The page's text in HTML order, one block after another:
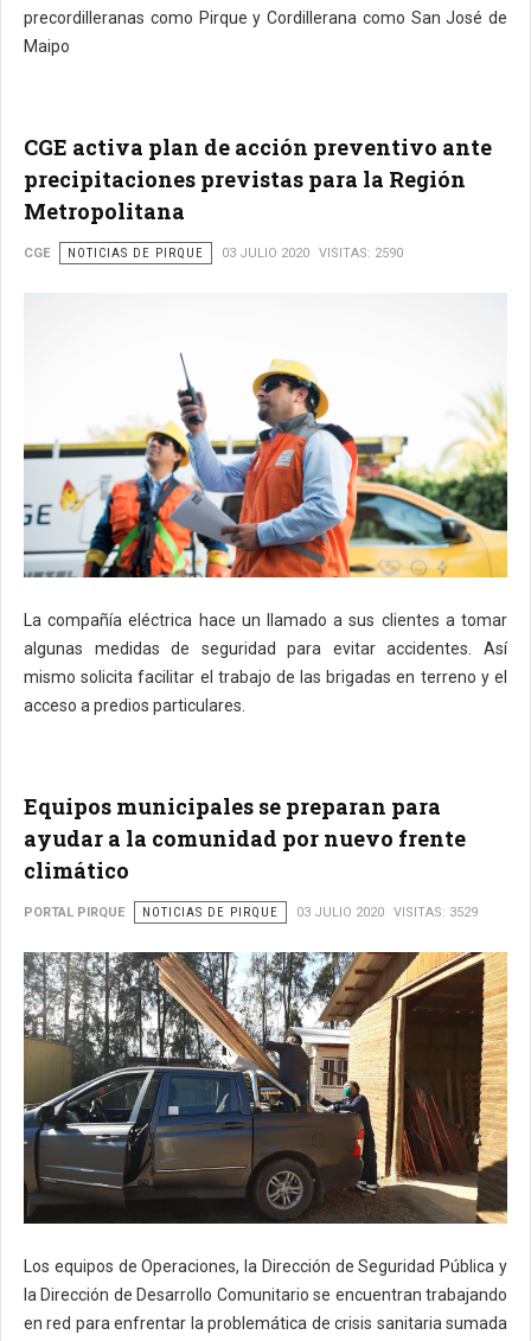
precordilleranas como Pirque y Cordillerana como San José de
Maipo
CGE activa plan de acción preventivo ante
precipitaciones previstas para la Región
Metropolitana
CGE NOTICIAS DE PIRQUE 03 JULIO 2020 VISITAS: 2590
La compañía eléctrica hace un llamado a sus clientes a tomar
algunas medidas de seguridad para evitar accidentes. Así
mismo solicita facilitar el trabajo de las brigadas en terreno y el
acceso a predios particulares.
Equipos municipales se preparan para
ayudar a la comunidad por nuevo frente
climático
PORTAL PIRQUE NOTICIAS DE PIRQUE 03 JULIO 2020 VISITAS: 3529
Los equipos de Operaciones, la Dirección de Seguridad Pública y
la Dirección de Desarrollo Comunitario se encuentran trabajando
en red para enfrentar la problemática de crisis sanitaria sumada